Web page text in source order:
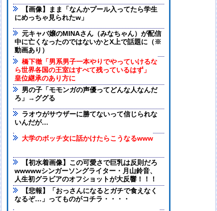
【画像】まま「なんかプール入ってたら学生
にめっちゃ見られたw」
元キャバ嬢のMINAさん（みなちゃん）が配信
中に亡くなったのではないかとX上で話題に（※
動画あり）
橋下徹「男系男子一本やりでやっていけるな
ら世界各国の王室はすべて残っているはず」
皇位継承のあり方に
男の子「モモンガの声優ってどんな人なんだ
ろ」→ググる
ラオウがサウザーに勝てないって信じられな
いんだが…
大学のボッチ女に話かけたらこうなるwww
【初水着画像】この可愛さで巨乳は反則だろ
wwwwwシンガーソングライター・月山鈴音、
人生初グラビアのオフショットが大反響！！！
【悲報】「おっさんになるとガチで食えなく
なるぞ…」ってものがコチラ・・・・